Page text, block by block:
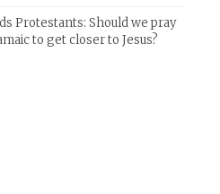
Protestants: Should we pray
to get closer to Jesus?